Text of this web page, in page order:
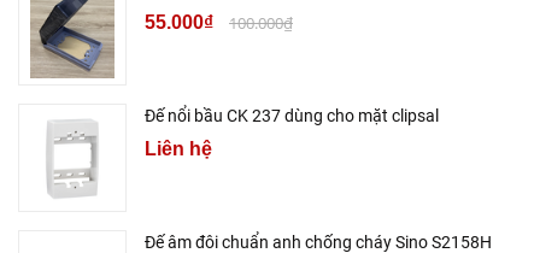
55.000₫ 100.000₫
Đế nổi bầu CK 237 dùng cho mặt clipsal
Liên hệ
Đế âm đôi chuẩn anh chống cháy Sino S2158H